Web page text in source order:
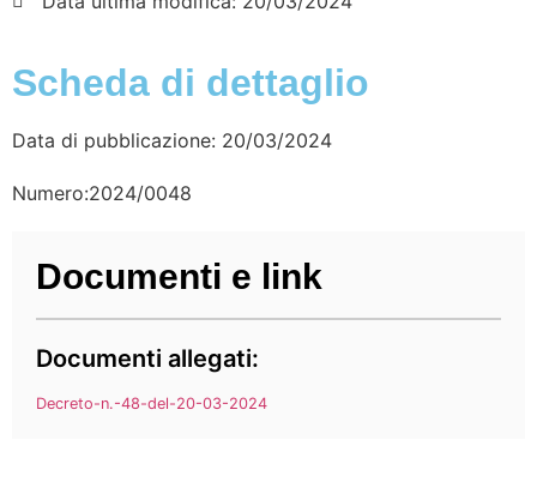
Scheda di dettaglio
Data di pubblicazione: 20/03/2024
Numero:2024/0048
Documenti e link
Documenti allegati:
Decreto-n.-48-del-20-03-2024